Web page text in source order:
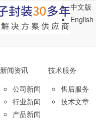
中文版
English
新闻资讯
公司新闻
行业新闻
产品新闻
技术服务
售后服务
技术文章